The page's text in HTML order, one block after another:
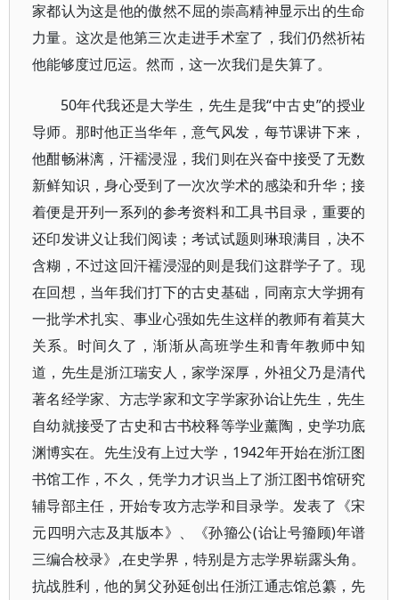
家都认为这是他的傲然不屈的崇高精神显示出的生命
力量。这次是他第三次走进手术室了，我们仍然祈祐
他能够度过厄运。然而，这一次我们是失算了。
50年代我还是大学生，先生是我“中古史”的授业
导师。那时他正当华年，意气风发，每节课讲下来，
他酣畅淋漓，汗襦浸湿，我们则在兴奋中接受了无数
新鲜知识，身心受到了一次次学术的感染和升华；接
着便是开列一系列的参考资料和工具书目录，重要的
还印发讲义让我们阅读；考试试题则琳琅满目，决不
含糊，不过这回汗襦浸湿的则是我们这群学子了。现
在回想，当年我们打下的古史基础，同南京大学拥有
一批学术扎实、事业心强如先生这样的教师有着莫大
关系。时间久了，渐渐从高班学生和青年教师中知
道，先生是浙江瑞安人，家学深厚，外祖父乃是清代
著名经学家、方志学家和文字学家孙诒让先生，先生
自幼就接受了古史和古书校释等学业薰陶，史学功底
渊博实在。先生没有上过大学，1942年开始在浙江图
书馆工作，不久，凭学力才识当上了浙江图书馆研究
辅导部主任，开始专攻方志学和目录学。发表了《宋
元四明六志及其版本》、《孙籀公(诒让号籀顾)年谱
三编合校录》,在史学界，特别是方志学界崭露头角。
抗战胜利，他的舅父孙延创出任浙江通志馆总纂，先